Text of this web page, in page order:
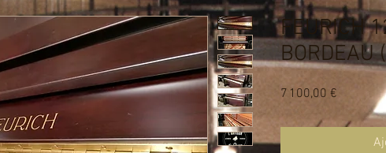
FEURICH
7 100,00 €